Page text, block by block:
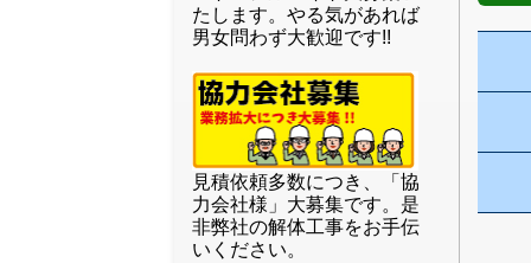
たします。やる気があれば
男女問わず大歓迎です!!
見積依頼多数につき、「協
力会社様」大募集です。是
非弊社の解体工事をお手伝
いください。